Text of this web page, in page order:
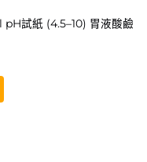
處，避免陽光直接照射
管？
試紙 (4.5–10) 胃液酸鹼